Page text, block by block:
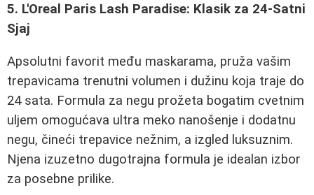
5. L'Oreal Paris Lash Paradise: Klasik za 24-Satni
Sjaj
Apsolutni favorit među maskarama, pruža vašim
trepavicama trenutni volumen i dužinu koja traje do
24 sata. Formula za negu prožeta bogatim cvetnim
uljem omogućava ultra meko nanošenje i dodatnu
negu, čineći trepavice nežnim, a izgled luksuznim.
Njena izuzetno dugotrajna formula je idealan izbor
za posebne prilike.